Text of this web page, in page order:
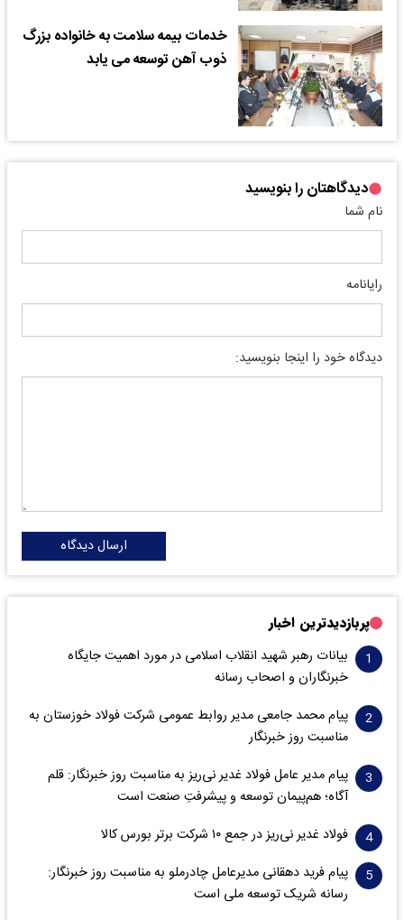
خدمات بیمه سلامت به خانواده بزرگ
ذوب آهن توسعه می یابد
دیدگاهتان را بنویسید
نام شما
رایانامه
دیدگاه خود را اینجا بنویسید:
ارسال دیدگاه
پربازدیدترین اخبار
بیانات رهبر شهید انقلاب اسلامی در مورد اهمیت جایگاه
خبرنگاران و اصحاب رسانه
پیام محمد جامعی مدیر روابط عمومی شرکت فولاد خوزستان به
مناسبت روز خبرنگار
پیام مدیر عامل فولاد غدیر نی‌ریز به مناسبت روز خبرنگار: قلم
آگاه؛ هم‌پیمان توسعه و پیشرفتِ صنعت است
فولاد غدیر نی‌ریز در جمع ۱۰ شرکت برتر بورس کالا
پیام فرید دهقانی مدیرعامل چادرملو به مناسبت روز خبرنگار:
رسانه شریک توسعه ملی است